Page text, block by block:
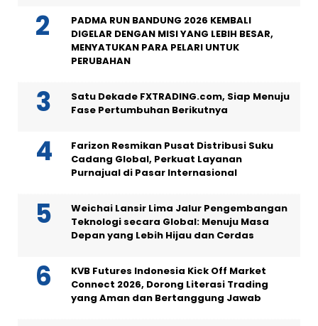
PADMA RUN BANDUNG 2026 KEMBALI
DIGELAR DENGAN MISI YANG LEBIH BESAR,
MENYATUKAN PARA PELARI UNTUK
PERUBAHAN
Satu Dekade FXTRADING.com, Siap Menuju
Fase Pertumbuhan Berikutnya
Farizon Resmikan Pusat Distribusi Suku
Cadang Global, Perkuat Layanan
Purnajual di Pasar Internasional
Weichai Lansir Lima Jalur Pengembangan
Teknologi secara Global: Menuju Masa
Depan yang Lebih Hijau dan Cerdas
KVB Futures Indonesia Kick Off Market
Connect 2026, Dorong Literasi Trading
yang Aman dan Bertanggung Jawab